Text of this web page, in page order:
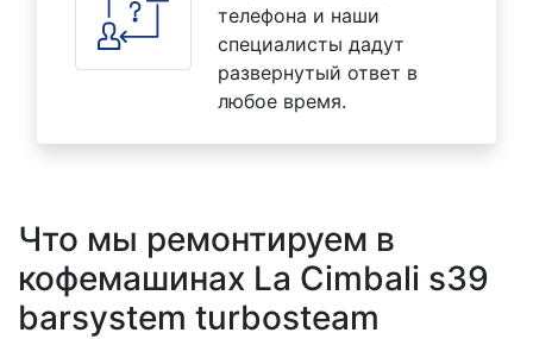
телефона и наши
специалисты дадут
развернутый ответ в
любое время.
Что мы ремонтируем в
кофемашинах La Cimbali s39
barsystem turbosteam